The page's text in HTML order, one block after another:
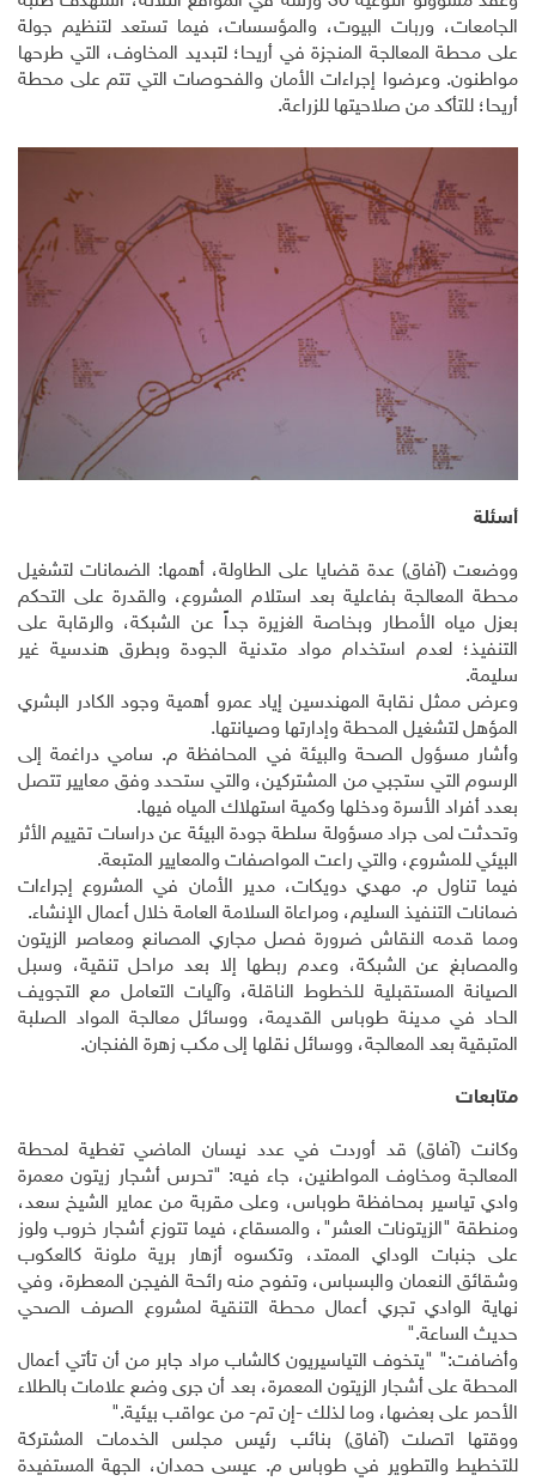
الجامعات، وربات البيوت، والمؤسسات، فيما تستعد لتنظيم جولة
على محطة المعالجة المنجزة في أريحا؛ لتبديد المخاوف، التي طرحها
مواطنون. وعرضوا إجراءات الأمان والفحوصات التي تتم على محطة
أريحا؛ للتأكد من صلاحيتها للزراعة.
أسئلة
ووضعت (آفاق) عدة قضايا على الطاولة، أهمها: الضمانات لتشغيل
محطة المعالجة بفاعلية بعد استلام المشروع، والقدرة على التحكم
بعزل مياه الأمطار وبخاصة الغزيرة جداً عن الشبكة، والرقابة على
التنفيذ؛ لعدم استخدام مواد متدنية الجودة وبطرق هندسية غير
سليمة.
وعرض ممثل نقابة المهندسين إياد عمرو أهمية وجود الكادر البشري
المؤهل لتشغيل المحطة وإدارتها وصيانتها.
وأشار مسؤول الصحة والبيئة في المحافظة م. سامي دراغمة إلى
الرسوم التي ستجبي من المشتركين، والتي ستحدد وفق معايير تتصل
بعدد أفراد الأسرة ودخلها وكمية استهلاك المياه فيها.
وتحدثت لمى جراد مسؤولة سلطة جودة البيئة عن دراسات تقييم الأثر
البيئي للمشروع، والتي راعت المواصفات والمعايير المتبعة.
فيما تناول م. مهدي دويكات، مدير الأمان في المشروع إجراءات
ضمانات التنفيذ السليم، ومراعاة السلامة العامة خلال أعمال الإنشاء.
ومما قدمه النقاش ضرورة فصل مجاري المصانع ومعاصر الزيتون
والمصابغ عن الشبكة، وعدم ربطها إلا بعد مراحل تنقية، وسبل
الصيانة المستقبلية للخطوط الناقلة، وآليات التعامل مع التجويف
الحاد في مدينة طوباس القديمة، ووسائل معالجة المواد الصلبة
المتبقية بعد المعالجة، ووسائل نقلها إلى مكب زهرة الفنجان.
متابعات
وكانت (آفاق) قد أوردت في عدد نيسان الماضي تغطية لمحطة
المعالجة ومخاوف المواطنين، جاء فيه: "تحرس أشجار زيتون معمرة
وادي تياسير بمحافظة طوباس، وعلى مقربة من عماير الشيخ سعد،
ومنطقة "الزيتونات العشر"، والمسقاع، فيما تتوزع أشجار خروب ولوز
على جنبات الوداي الممتد، وتكسوه أزهار برية ملونة كالعكوب
وشقائق النعمان والبسباس، وتفوح منه رائحة الفيجن المعطرة، وفي
نهاية الوادي تجري أعمال محطة التنقية لمشروع الصرف الصحي
حديث الساعة."
وأضافت:" "يتخوف التياسيريون كالشاب مراد جابر من أن تأتي أعمال
المحطة على أشجار الزيتون المعمرة، بعد أن جرى وضع علامات بالطلاء
الأحمر على بعضها، وما لذلك -إن تم- من عواقب بيئية."
ووقتها اتصلت (آفاق) بنائب رئيس مجلس الخدمات المشتركة
للتخطيط والتطوير في طوباس م. عيسى حمدان، الجهة المستفيدة